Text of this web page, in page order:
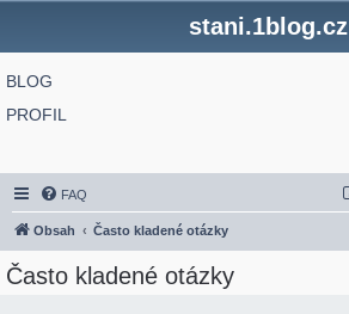
stani.1blog.cz
BLOG
PROFIL
FAQ
Obsah Často kladené otázky
Často kladené otázky